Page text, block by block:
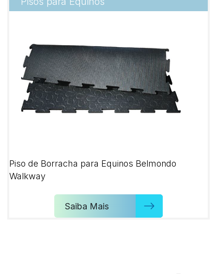
Piso de Borracha para Equinos Belmondo
Walkway
Saiba Mais